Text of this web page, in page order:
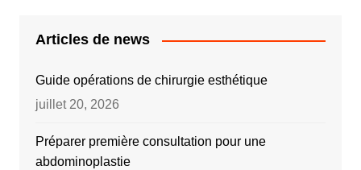
Articles de news
Guide opérations de chirurgie esthétique
juillet 20, 2026
Préparer première consultation pour une
abdominoplastie